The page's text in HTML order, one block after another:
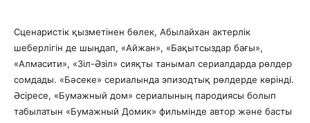
Сценаристік қызметінен бөлек, Абылайхан актерлік
шеберлігін де шыңдап, «Айжан», «Бақытсыздар бағы»,
«Алмасити», «Зіл-Әзіл» сияқты танымал сериалдарда рөлдер
сомдады. «Бәсеке» сериалында эпизодтық рөлдерде көрінді.
Әсіресе, «Бумажный дом» сериалының пародиясы болып
табылатын «Бумажный Домик» фильмінде автор және басты